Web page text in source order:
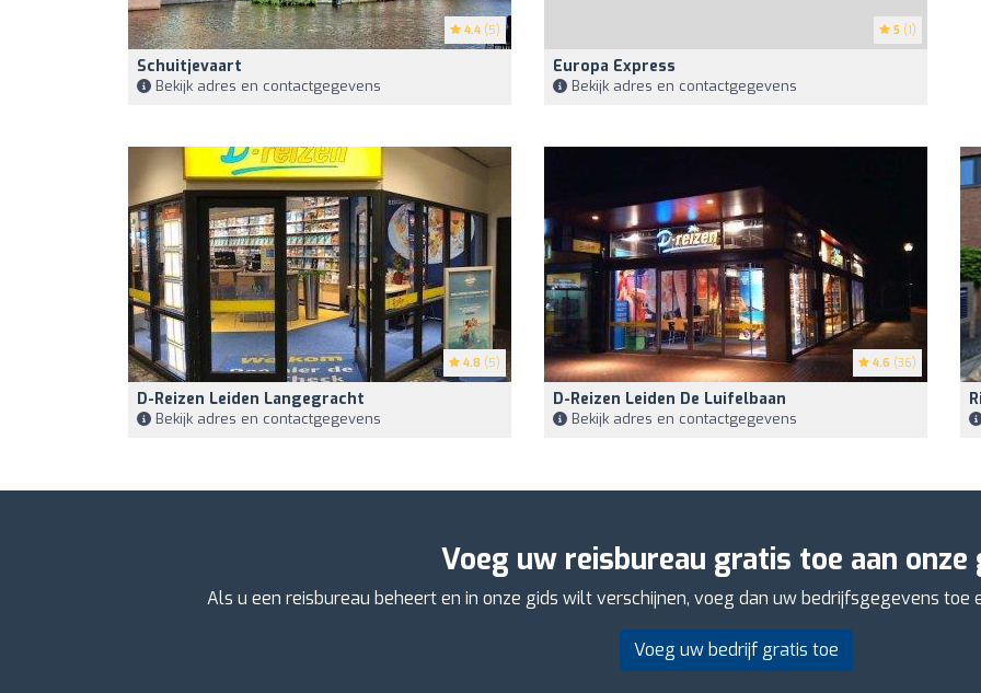
4.4 (5)
Schuitjevaart
Bekijk adres en contactgegevens
5 (1)
Europa Express
Bekijk adres en contactgegevens
4.8 (5)
D-Reizen Leiden Langegracht
Bekijk adres en contactgegevens
4.6 (36)
D-Reizen Leiden De Luifelbaan
Bekijk adres en contactgegevens
Voeg uw reisbureau gratis toe aan onze
Als u een reisbureau beheert en in onze gids wilt verschijnen, voeg dan uw bedrijfsgegevens
Voeg uw bedrijf gratis toe